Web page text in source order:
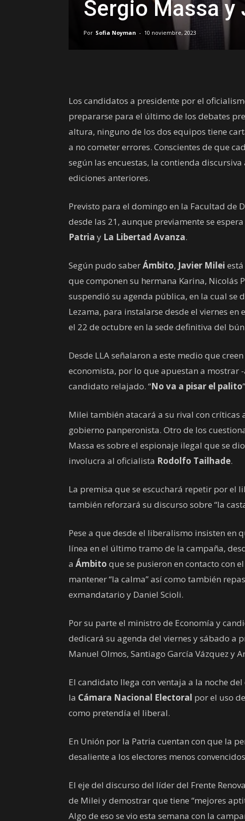
Sergio Massa y
Por Sofia Noyman - 10 noviembre, 2023
Los candidatos a presidente por el
prepararse para el último de los debates
altura, ninguno de los dos equipos tiene
a no cometer errores. Conscientes de que
según las encuestas, la contienda
ediciones anteriores.
Previsto para el domingo en la Facultad de
desde las 21, aunque previamente se
Patria y La Libertad Avanza.
Según pudo saberÁmbito, Javier Milei
que componen su hermana Karina, Nicolás
suspendió su agenda pública, en la cual se
Lezama, para instalarse desde el viernes
el 22 de octubre en la sede definitiva del
Desde LLA señalaron a este medio que
economista, por lo que apuestan a mostrar
candidato relajado. “No va a pisar el palito
Milei también atacará a su rival con críticas
gobierno panperonista. Otro de los
Massa es sobre el espionaje ilegal que se
involucra al oficialista Rodolfo Tailhade.
La premisa que se escuchará repetir por el
también reforzará su discurso sobre “la
Pese a que desde el liberalismo insisten
línea en el último tramo de la campaña,
a Ámbito que se pusieron en contacto con
mantener “la calma” así como también
exmandatario y Daniel Scioli.
Por su parte el ministro de Economía y
dedicará su agenda del viernes y sábado a
Manuel Olmos, Santiago García Vázquez y
El candidato llega con ventaja a la noche
la Cámara Nacional Electoral por el uso
como pretendía el liberal.
En Unión por la Patria cuentan con que la
desaliente a los electores menos
El eje del discurso del líder del Frente
de Milei y demostrar que tiene “mejores
Algo de eso se vio esta semana con la